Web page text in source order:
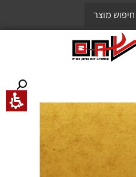
חיפוש מוצר